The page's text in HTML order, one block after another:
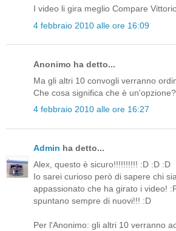
I video li gira meglio Compare
4 febbraio 2010 alle ore 16:09
Anonimo ha detto...
Ma gli altri 10 convogli verranno
Che cosa significa che è un'opzione?
4 febbraio 2010 alle ore 16:27
Admin ha detto...
Alex, questo è sicuro!!!!!!!!!! :D :D :D
Io sarei curioso però di sapere chi
appassionato che ha girato i video!
spuntano sempre di nuovi!!! :D
Per l'Anonimo: gli altri 10 verranno